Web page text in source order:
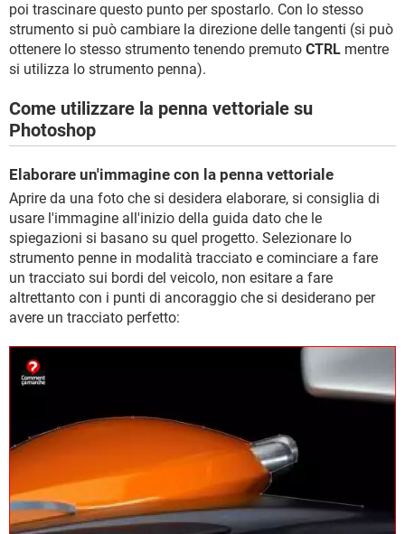
poi trascinare questo punto per spostarlo. Con lo stesso
strumento si può cambiare la direzione delle tangenti (si può
ottenere lo stesso strumento tenendo premuto CTRL mentre
si utilizza lo strumento penna).
Come utilizzare la penna vettoriale su
Photoshop
Elaborare un'immagine con la penna vettoriale
Aprire da una foto che si desidera elaborare, si consiglia di
usare l'immagine all'inizio della guida dato che le
spiegazioni si basano su quel progetto. Selezionare lo
strumento penne in modalità tracciato e cominciare a fare
un tracciato sui bordi del veicolo, non esitare a fare
altrettanto con i punti di ancoraggio che si desiderano per
avere un tracciato perfetto: